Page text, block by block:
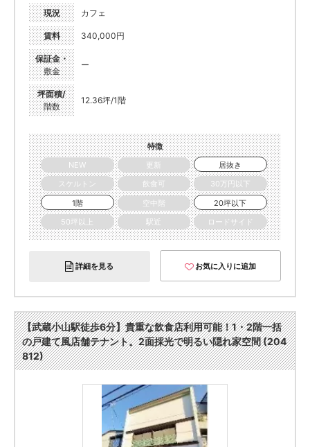
現況 カフェ
賃料 340,000円
保証金・
敷金
ー
坪面積/
階数
12.36坪/1階
特徴
NEW
更新
居抜き
スケルトン
飲食可
30万円以下
1階
空中階
20坪以下
50坪以上
駅近 ロードサイド
詳細を見る お気に入りに追加
【武蔵小山駅徒歩6分】貴重な飲食店利用可能！1・2階一括
の戸建て風店舗テナント。2面採光で明るい隠れ家空間 (204
812)